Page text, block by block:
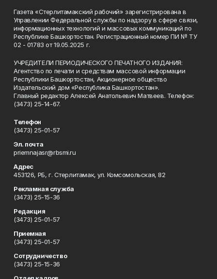
Газета «Стерлитамакский рабочий» зарегистрирована в
Управлении Федеральной службы по надзору в сфере связи,
информационных технологий и массовых коммуникаций по
Республике Башкортостан. Регистрационный номер ПИ № ТУ
02 - 01783 от 19.05.2025 г.
УЧРЕДИТЕЛИ ПЕРИОДИЧЕСКОГО ПЕЧАТНОГО ИЗДАНИЯ:
Агентство по печати и средствам массовой информации
Республики Башкортостан, Акционерное общество
Издательский дом «Республика Башкортостан».
Главный редактор Алексей Анатольевич Матвеев. Телефон:
(3473) 25-14-67.
Телефон
(3473) 25-01-57
Эл. почта
priemnajasr@rbsmi.ru
Адрес
453126, РБ, г. Стерлитамак, ул. Комсомольская, 82
Рекламная служба
(3473) 25-15-36
Редакция
(3473) 25-01-57
Приемная
(3473) 25-01-57
Сотрудничество
(3473) 25-15-36